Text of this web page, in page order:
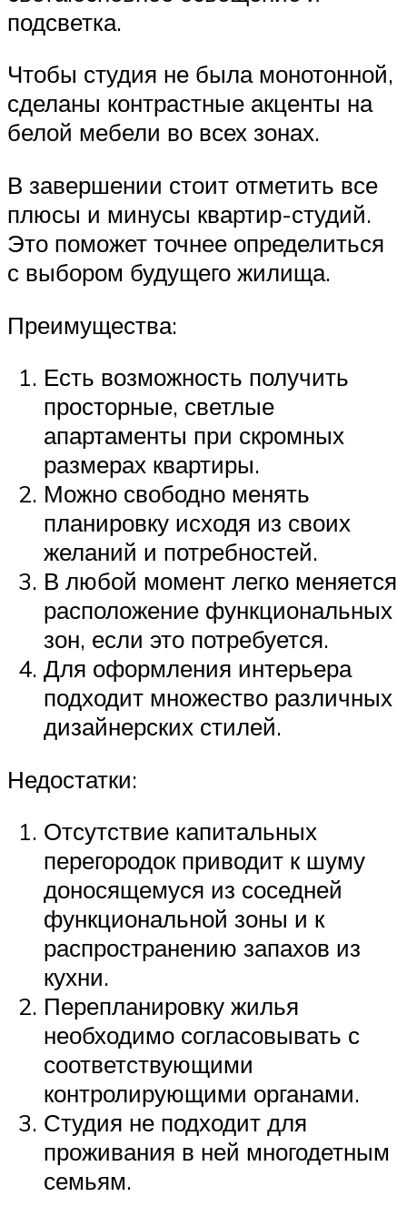
подсветка.
Чтобы студия не была монотонной,
сделаны контрастные акценты на
белой мебели во всех зонах.
В завершении стоит отметить все
плюсы и минусы квартир-студий.
Это поможет точнее определиться
с выбором будущего жилища.
Преимущества:
Есть возможность получить
просторные, светлые
апартаменты при скромных
размерах квартиры.
Можно свободно менять
планировку исходя из своих
желаний и потребностей.
В любой момент легко меняется
расположение функциональных
зон, если это потребуется.
Для оформления интерьера
подходит множество различных
дизайнерских стилей.
Недостатки:
Отсутствие капитальных
перегородок приводит к шуму
доносящемуся из соседней
функциональной зоны и к
распространению запахов из
кухни.
Перепланировку жилья
необходимо согласовывать с
соответствующими
контролирующими органами.
Студия не подходит для
проживания в ней многодетным
семьям.